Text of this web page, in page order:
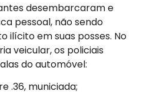
desembarcaram e
pessoal, não sendo
ilícito em suas posses. No
veicular, os policiais
do automóvel:
.36, municiada;